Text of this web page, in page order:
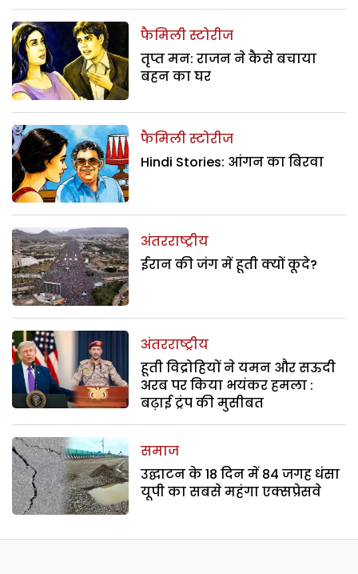
फैमिली स्टोरीज
तृप्त मन: राजन ने कैसे बचाया
बहन का घर
फैमिली स्टोरीज
Hindi Stories: आंगन का बिरवा
अंतरराष्ट्रीय
ईरान की जंग में हूती क्यों कूदे?
अंतरराष्ट्रीय
हूती विद्रोहियों ने यमन और सऊदी
अरब पर किया भयंकर हमला :
बढ़ाई ट्रंप की मुसीबत
समाज
उद्घाटन के 18 दिन में 84 जगह धंसा
यूपी का सबसे महंगा एक्सप्रेसवे